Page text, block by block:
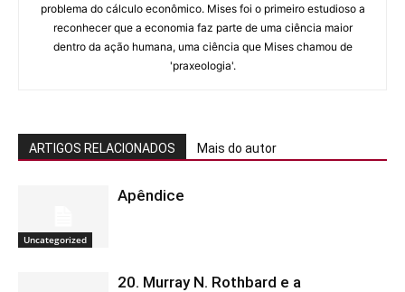
problema do cálculo econômico. Mises foi o primeiro estudioso a
reconhecer que a economia faz parte de uma ciência maior
dentro da ação humana, uma ciência que Mises chamou de
'praxeologia'.
ARTIGOS RELACIONADOS Mais do autor
Uncategorized
Apêndice
20. Murray N. Rothbard e a